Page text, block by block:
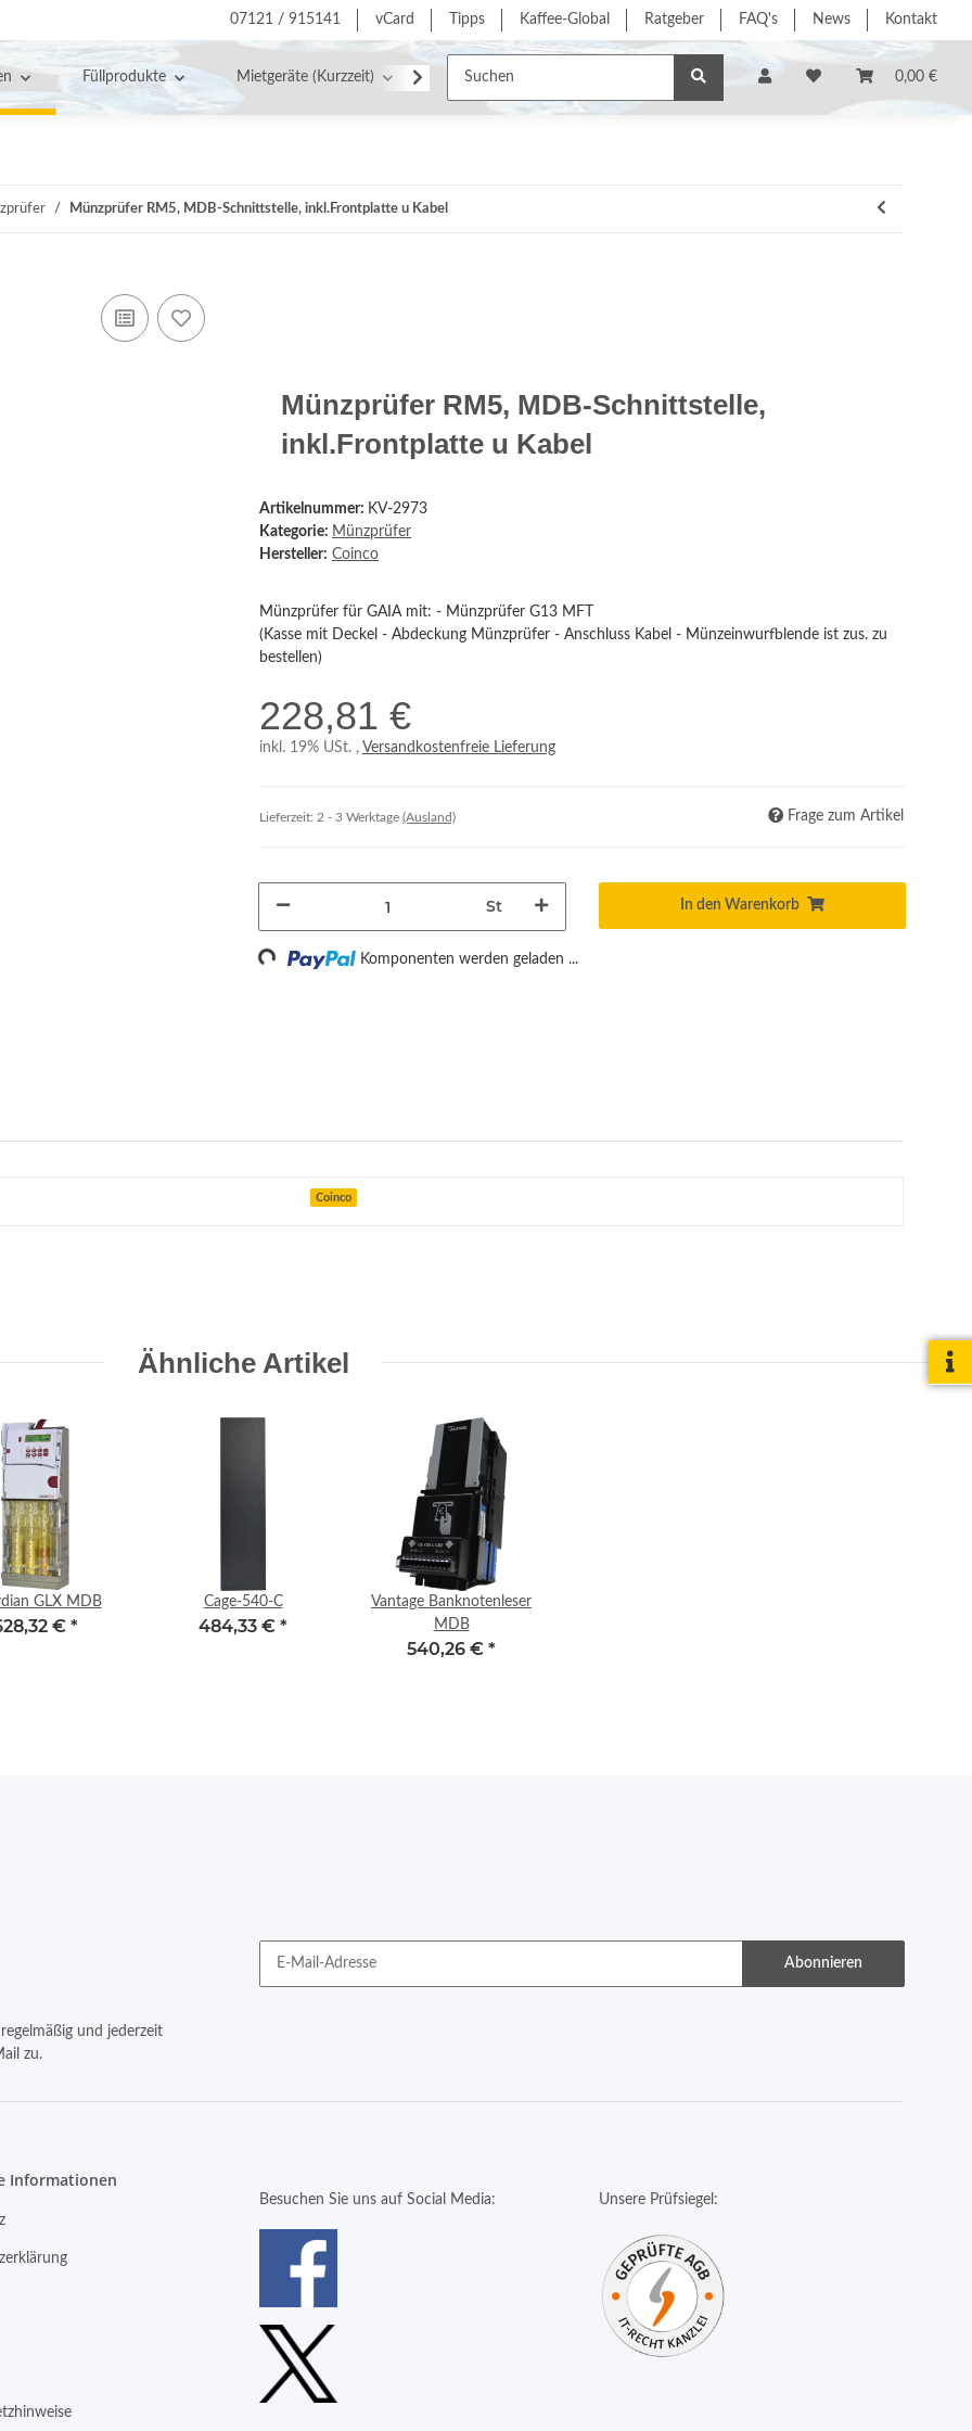
07121 / 915141 vCard Tipps Kaffee-Global Ratgeber FAQ's News Kontakt
0,00 €
Füllprodukte Mietgeräte (Kurzzeit) Service/Dienstleistung % Sonderangebote % Hersteller
Münzprüfer RM5, MDB-Schnittstelle, inkl.Frontplatte u Kabel
Münzprüfer RM5, MDB-Schnittstelle,
inkl.Frontplatte u Kabel
Artikelnummer: KV-2973
Kategorie: Münzprüfer
Hersteller: Coinco
Münzprüfer für GAIA mit: - Münzprüfer G13 MFT
(Kasse mit Deckel - Abdeckung Münzprüfer - Anschluss Kabel - Münzeinwurfblende ist zus. zu
bestellen)
228,81 €
inkl. 19% USt. , Versandkostenfreie Lieferung
Lieferzeit: 2 - 3 Werktage (Ausland) Frage zum Artikel
St In den Warenkorb
Loading... Komponenten werden geladen ...
Coinco
Ähnliche Artikel
GLX MDB
€ *
Cage-540-C
484,33 € *
Vantage Banknotenleser
MDB
540,26 € *
und jederzeit
zu.
Abonnieren
Informationen
Besuchen Sie uns auf Social Media: Unsere Prüfsiegel: